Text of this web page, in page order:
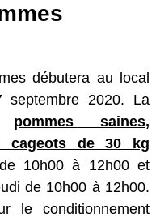
débutera au local
septembre 2020. La
pommes saines,
cageots de 30 kg
10h00 à 12h00 et
de 10h00 à 12h00.
le conditionnement